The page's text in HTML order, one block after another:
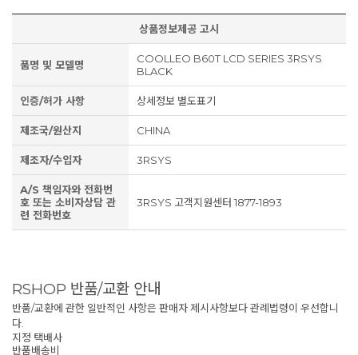
상품정보제공 고시
품명 및 모델명
COOLLEO B60T LCD SERIES 3RSYS
BLACK
인증/허가 사항 상세정보 별도표기
제조국/원산지 CHINA
제조자/수입자 3RSYS
A/S 책임자와 전화번
호 또는 소비자상담 관
련 전화번호
3RSYS 고객지원센터 1877-1893
RSHOP 반품/교환 안내
반품/교환에 관한 일반적인 사항은 판매자 제시사항보다 관례법령이 우선합니
다.
지정 택배사
반품배송비